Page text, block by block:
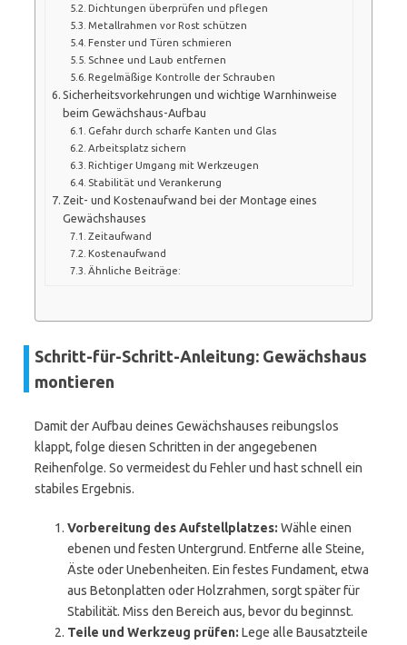
Dichtungen überprüfen und pflegen
Metallrahmen vor Rost schützen
Fenster und Türen schmieren
Schnee und Laub entfernen
Regelmäßige Kontrolle der Schrauben
Sicherheitsvorkehrungen und wichtige Warnhinweise
beim Gewächshaus-Aufbau
Gefahr durch scharfe Kanten und Glas
Arbeitsplatz sichern
Richtiger Umgang mit Werkzeugen
Stabilität und Verankerung
Zeit- und Kostenaufwand bei der Montage eines
Gewächshauses
Zeitaufwand
Kostenaufwand
Ähnliche Beiträge:
Schritt-für-Schritt-Anleitung: Gewächshaus
montieren
Damit der Aufbau deines Gewächshauses reibungslos
klappt, folge diesen Schritten in der angegebenen
Reihenfolge. So vermeidest du Fehler und hast schnell ein
stabiles Ergebnis.
Vorbereitung des Aufstellplatzes: Wähle einen
ebenen und festen Untergrund. Entferne alle Steine,
Äste oder Unebenheiten. Ein festes Fundament, etwa
aus Betonplatten oder Holzrahmen, sorgt später für
Stabilität. Miss den Bereich aus, bevor du beginnst.
Teile und Werkzeug prüfen: Lege alle Bausatzteile